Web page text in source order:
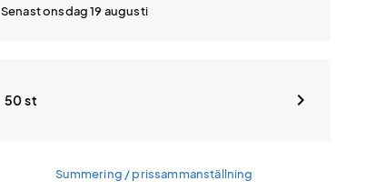
Senast onsdag 19 augusti
50 st
Summering / prissammanställning